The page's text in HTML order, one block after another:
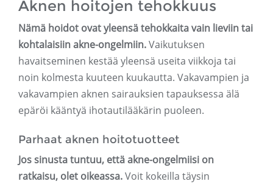
Aknen hoitojen tehokkuus
Nämä hoidot ovat yleensä tehokkaita vain lieviin tai
kohtalaisiin akne-ongelmiin.Vaikutuksen
havaitseminen kestää yleensä useita viikkoja tai
noin kolmesta kuuteen kuukautta. Vakavampien ja
vakavampien aknen sairauksien tapauksessa älä
epäröi kääntyä ihotautilääkärin puoleen.
Parhaat aknen hoitotuotteet
Jos sinusta tuntuu, että akne-ongelmiisi on
ratkaisu, olet oikeassa.Voit kokeilla täysin